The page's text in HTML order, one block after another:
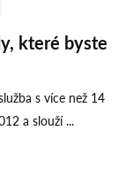
které byste
s více než 14
a slouží ...